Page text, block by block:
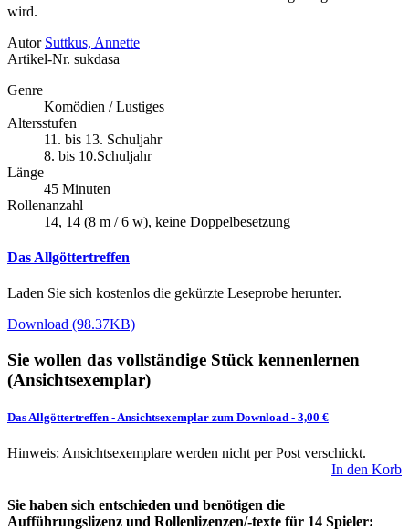
wird.
Autor Suttkus, Annette
Artikel-Nr. sukdasa
Genre
Komödien / Lustiges
Altersstufen
11. bis 13. Schuljahr
8. bis 10.Schuljahr
Länge
45 Minuten
Rollenanzahl
14, 14 (8 m / 6 w), keine Doppelbesetzung
Das Allgöttertreffen
Laden Sie sich kostenlos die gekürzte Leseprobe herunter.
Download (98.37KB)
Sie wollen das vollständige Stück kennenlernen
(Ansichtsexemplar)
Das Allgöttertreffen - Ansichtsexemplar zum Download - 3,00 €
Hinweis: Ansichtsexemplare werden nicht per Post verschickt.
In den Korb
Sie haben sich entschieden und benötigen die
Aufführungslizenz und Rollenlizenzen/-texte für 14 Spieler: